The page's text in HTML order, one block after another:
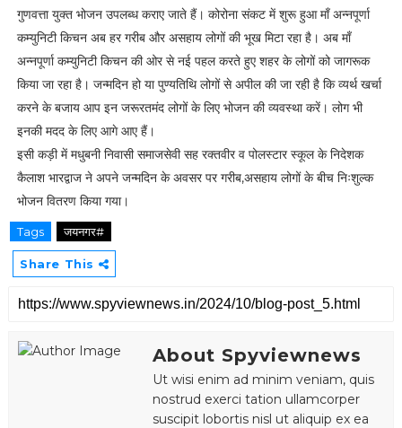
गुणवत्ता युक्त भोजन उपलब्ध कराए जाते हैं। कोरोना संकट में शुरू हुआ माँ अन्नपूर्णा
कम्युनिटी किचन अब हर गरीब और असहाय लोगों की भूख मिटा रहा है। अब माँ
अन्नपूर्णा कम्युनिटी किचन की ओर से नई पहल करते हुए शहर के लोगों को जागरूक
किया जा रहा है। जन्मदिन हो या पुण्यतिथि लोगों से अपील की जा रही है कि व्यर्थ खर्चा
करने के बजाय आप इन जरूरतमंद लोगों के लिए भोजन की व्यवस्था करें। लोग भी
इनकी मदद के लिए आगे आए हैं।
इसी कड़ी में मधुबनी निवासी समाजसेवी सह रक्तवीर व पोलस्टार स्कूल के निदेशक
कैलाश भारद्वाज ने अपने जन्मदिन के अवसर पर गरीब,असहाय लोगों के बीच निःशुल्क
भोजन वितरण किया गया।
Tags जयनगर#
Share This
About Spyviewnews
Ut wisi enim ad minim veniam, quis
nostrud exerci tation ullamcorper
suscipit lobortis nisl ut aliquip ex ea